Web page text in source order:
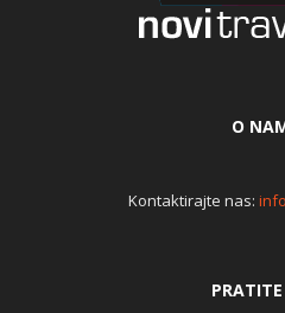
O
Kontaktirajte nas: